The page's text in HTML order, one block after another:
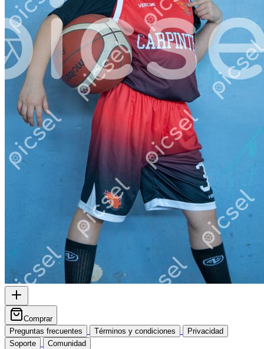
Comprar
Preguntas frecuentes
Términos y condiciones
Privacidad
Soporte
Comunidad